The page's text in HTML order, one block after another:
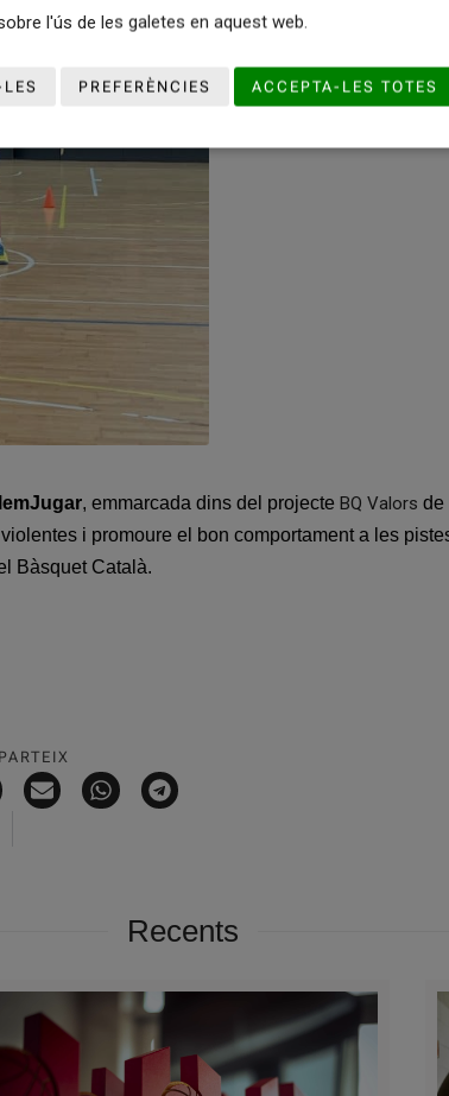
, emmarcada dins del projecteBQ Valors de
i promoure el bon comportament a les
Bàsquet Català.
Recents
l'ús de les galetes en aquest web.
PREFERÈNCIES ACCEPTA-LES TOTES